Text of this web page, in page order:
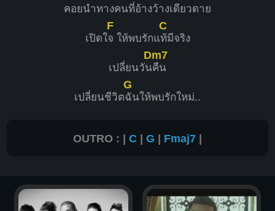
คอยนำทางคนที่อ้างว้างเดียวดาย
เปิดใ
F
จ ให้พบรักแ
C
ท้มีจริง
เปลี่ยนวัน
Dm7
คืน
เปลี่ยนชีวิต
G
ฉันให้พบรักใหม่..
OUTRO : | C | G | Fmaj7 |